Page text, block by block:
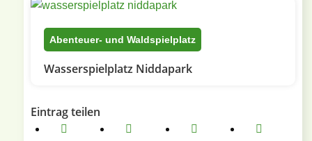
Abenteuer- und Waldspielplatz
Wasserspielplatz Niddapark
Eintrag teilen